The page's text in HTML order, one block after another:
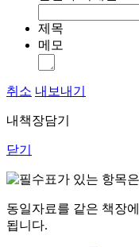
제목
메모
취소 내보내기
내책장담기
닫기
표가 있는 항목
동일자료를 같은 책장
됩니다.